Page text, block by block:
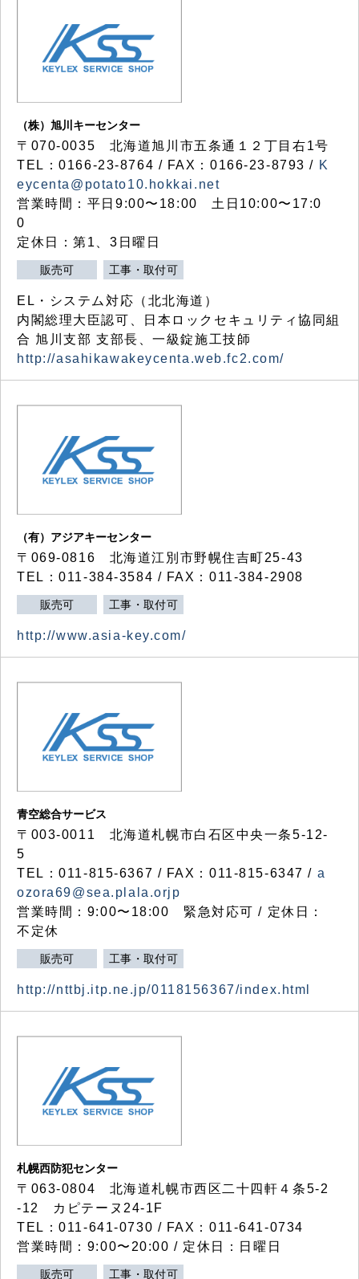
（株）旭川キーセンター
〒070-0035 北海道旭川市五条通１２丁目右1号
TEL：0166-23-8764 / FAX：0166-23-8793 / K
eycenta@potato10.hokkai.net
営業時間：平日9:00〜18:00 土日10:00〜17:0
0
定休日：第1、3日曜日
販売可 工事・取付可
EL・システム対応（北北海道）
内閣総理大臣認可、日本ロックセキュリティ協同組
合 旭川支部 支部長、一級錠施工技師
http://asahikawakeycenta.web.fc2.com/
（有）アジアキーセンター
〒069-0816 北海道江別市野幌住吉町25-43
TEL：011-384-3584 / FAX：011-384-2908
販売可 工事・取付可
http://www.asia-key.com/
青空総合サービス
〒003-0011 北海道札幌市白石区中央一条5-12-
5
TEL：011-815-6367 / FAX：011-815-6347 / a
ozora69@sea.plala.orjp
営業時間：9:00〜18:00 緊急対応可 / 定休日：
不定休
販売可 工事・取付可
http://nttbj.itp.ne.jp/0118156367/index.html
札幌西防犯センター
〒063-0804 北海道札幌市西区二十四軒４条5-2
-12 カピテーヌ24-1F
TEL：011-641-0730 / FAX：011-641-0734
営業時間：9:00〜20:00 / 定休日：日曜日
販売可 工事・取付可